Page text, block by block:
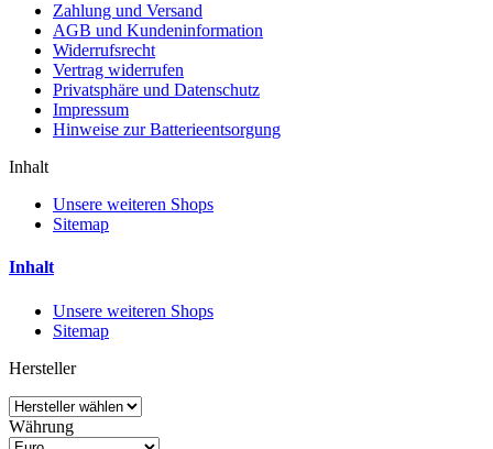
Zahlung und Versand
AGB und Kundeninformation
Widerrufsrecht
Vertrag widerrufen
Privatsphäre und Datenschutz
Impressum
Hinweise zur Batterieentsorgung
Inhalt
Unsere weiteren Shops
Sitemap
Inhalt
Unsere weiteren Shops
Sitemap
Hersteller
Währung